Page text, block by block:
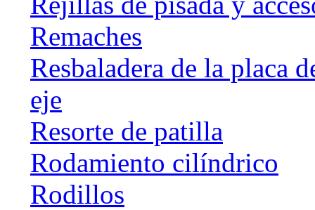
Remaches
Resbaladera de la placa
eje
Resorte de patilla
Rodamiento cilíndrico
Rodillos